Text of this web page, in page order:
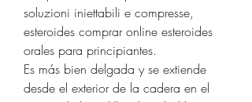
soluzioni iniettabili e compresse,
esteroides comprar online esteroides
orales para principiantes.
Es más bien delgada y se extiende
desde el exterior de la cadera en el